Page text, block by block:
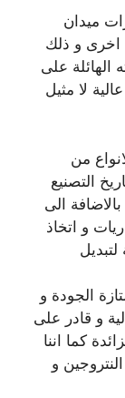
ميدان
اخرى و ذلك
الهائلة على
لا مثيل
من
التصنيع
الى
و اتخاذ
لتبديل
الجودة و
و قادر على
كما اننا
و